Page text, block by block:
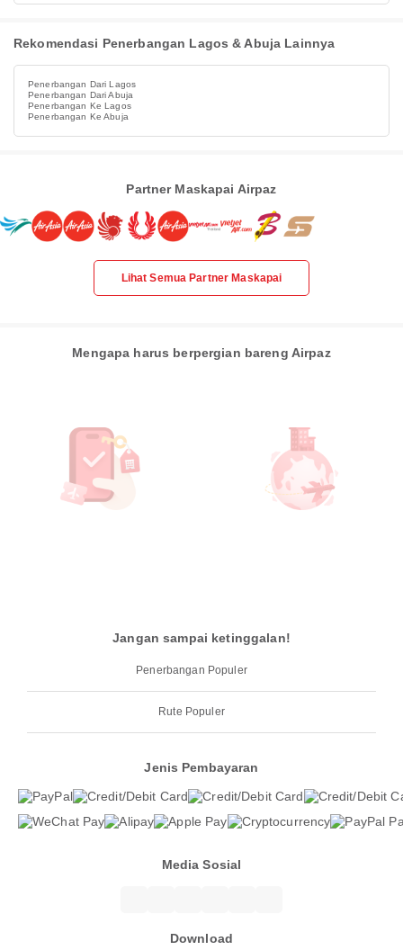
Rekomendasi Penerbangan Lagos & Abuja Lainnya
Penerbangan Dari Lagos
Penerbangan Dari Abuja
Penerbangan Ke Lagos
Penerbangan Ke Abuja
Partner Maskapai Airpaz
Lihat Semua Partner Maskapai
Mengapa harus berpergian bareng Airpaz
Jangan sampai ketinggalan!
Penerbangan Populer
Rute Populer
Jenis Pembayaran
Media Sosial
Download